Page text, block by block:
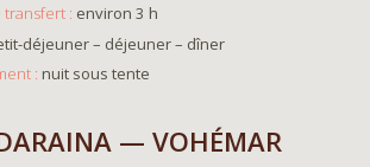
environ 3 h
déjeuner – déjeuner – dîner
: nuit sous tente
— VOHÉMAR